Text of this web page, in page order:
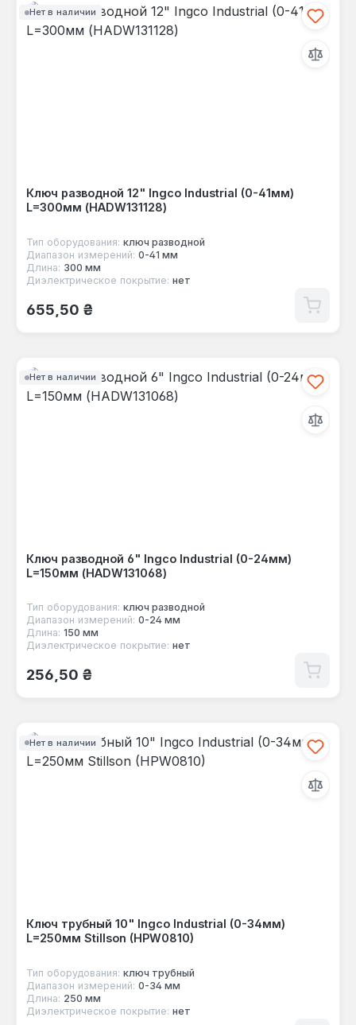
Нет в наличии
Ключ разводной 12" Ingco Industrial (0-41мм)
L=300мм (HADW131128)
Тип оборудования: ключ разводной
Диапазон измерений: 0-41 мм
Длина: 300 мм
Диэлектрическое покрытие: нет
Обычная цена:
655,50 ₴
Нет в наличии
Ключ разводной 6" Ingco Industrial (0-24мм)
L=150мм (HADW131068)
Тип оборудования: ключ разводной
Диапазон измерений: 0-24 мм
Длина: 150 мм
Диэлектрическое покрытие: нет
Обычная цена:
256,50 ₴
Нет в наличии
Ключ трубный 10" Ingco Industrial (0-34мм)
L=250мм Stillson (HPW0810)
Тип оборудования: ключ трубный
Диапазон измерений: 0-34 мм
Длина: 250 мм
Диэлектрическое покрытие: нет